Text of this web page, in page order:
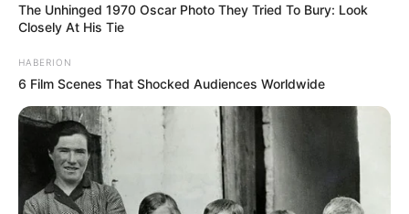
Rogán kényszeredett mosollyal fogadta a
azonnali és teljes körű vizsgálatot a saját
tárcájának működésére.
„Tizenhat éve vagyok belügyminiszter, egy olyan
The Unhinged 1970 Oscar Photo They Tried To Bury: Look
Closely At His Tie
HABERION
6 Film Scenes That Shocked Audiences Worldwide